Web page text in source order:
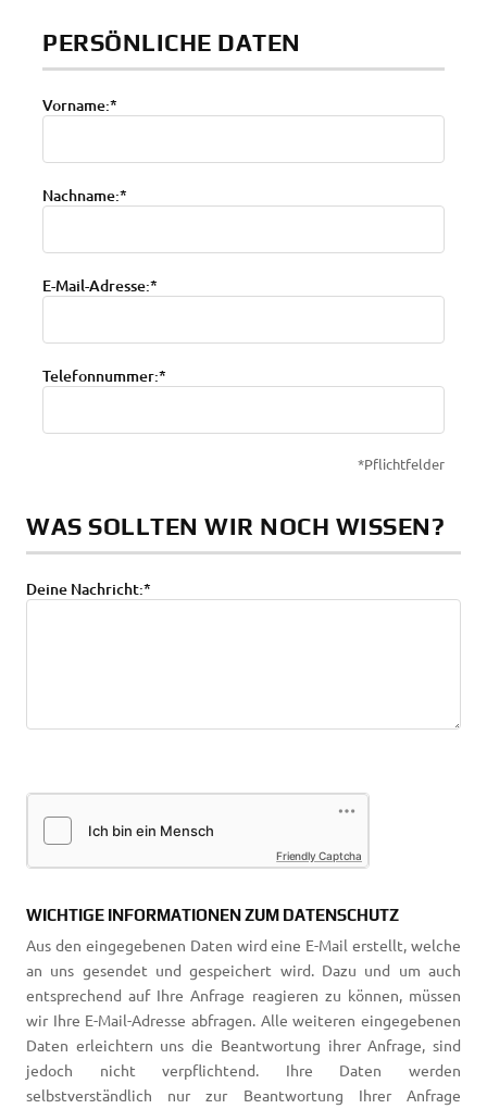
PERSÖNLICHE DATEN
Vorname:*
Nachname:*
E-Mail-Adresse:*
Telefonnummer:*
*Pflichtfelder
WAS SOLLTEN WIR NOCH WISSEN?
Deine Nachricht:*
Friendly Captcha
WICHTIGE INFORMATIONEN ZUM DATENSCHUTZ
Aus den eingegebenen Daten wird eine E-Mail erstellt, welche
an uns gesendet und gespeichert wird. Dazu und um auch
entsprechend auf Ihre Anfrage reagieren zu können, müssen
wir Ihre E-Mail-Adresse abfragen. Alle weiteren eingegebenen
Daten erleichtern uns die Beantwortung ihrer Anfrage, sind
jedoch nicht verpflichtend. Ihre Daten werden
selbstverständlich nur zur Beantwortung Ihrer Anfrage